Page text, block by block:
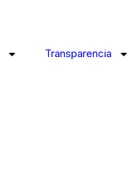
Transparencia